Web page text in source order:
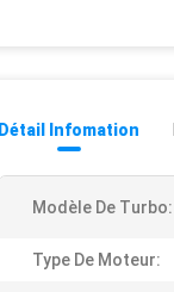
Détail Infomation
Modèle De Turbo:
Type De Moteur: